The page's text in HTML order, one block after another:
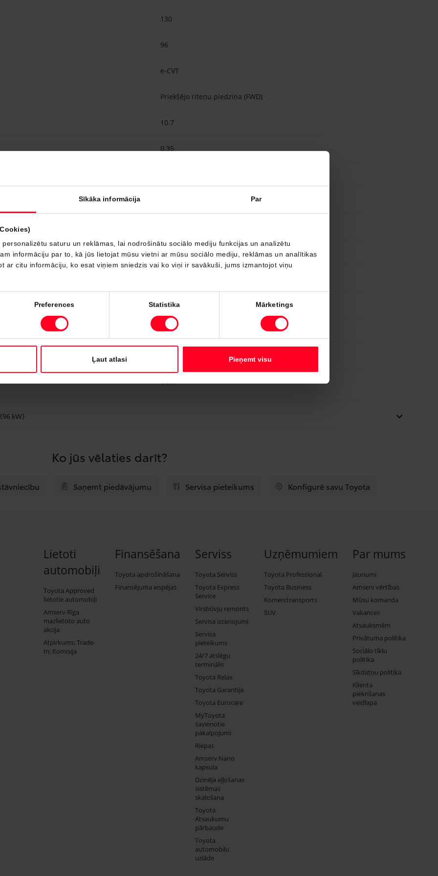
Sīkāka informācija Par
saturu un reklāmas, lai nodrošinātu sociālo mediju funkcijas un analizētu
informāciju par to, kā jūs lietojat mūsu vietni ar mūsu sociālo mediju, reklāmas un analītikas
ar citu informāciju, ko esat viņiem sniedzis vai ko viņi ir savākuši, jums izmantojot viņu
Preferences Statistika Mārketings
Ļaut atlasi Pieņemt visu
130
96
e-CVT
Priekšējo riteņu piedziņa (FWD)
10.7
0.35
Disks
1200-1265
750
0.397
kW)
Ko jūs vēlaties darīt?
Saņemt piedāvājumu Servisa pieteikums Konfigurē savu Toyota
Lietoti
automobiļi
Toyota Approved
lietotie automobiļi
Amserv Rīga
mazlietoto auto
akcija
Atpirkums; Trade-
In; Komisija
Finansēšana
Toyota apdrošināšana
Finansējuma iespējas
Serviss
Toyota Serviss
Toyota Express
Service
Virsbūvju remonts
Servisa izcenojumi
Servisa
pieteikums
24/7 atslēgu
terminālis
Toyota Relax
Toyota Garantija
Toyota Eurocare
MyToyota
savienotie
pakalpojumi
Riepas
Amserv Nano
kapsula
Dzinēja eļļošanas
sistēmas
skalošana
Toyota
Atsaukumu
pārbaude
Toyota
automobiļu
uzlāde
Uzņēmumiem
Toyota Professional
Toyota Business
Komerctransports
SUV
Par mums
Jaunumi
Amserv vērtības
Mūsu komanda
Vakances
Atsauksmēm
Privātuma politika
Sociālo tīklu
politika
Sīkdatņu politika
Klienta
piekrišanas
veidlapa